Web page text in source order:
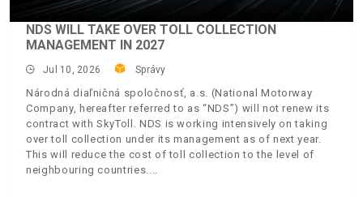
NDS WILL TAKE OVER TOLL COLLECTION
MANAGEMENT IN 2027
Jul 10, 2026 Správy
Národná diaľničná spoločnosť, a.s. (National Motorway
Company, hereafter referred to as “NDS”) will not renew its
contract with SkyToll. NDS is working intensively on taking
over toll collection under its management as of next year.
This will reduce the cost of toll collection to the level of
neighbouring countries.